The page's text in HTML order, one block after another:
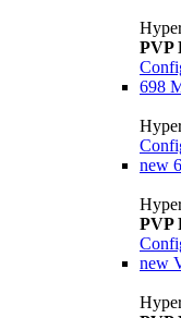
PVP
698
new
PVP
new